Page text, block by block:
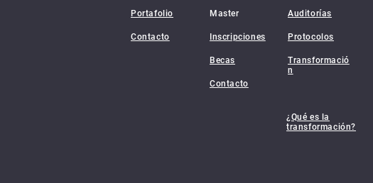
Portafolio
Contacto
Master
Inscripciones
Becas
Contacto
Auditorías
Protocolos
Transformació
n
¿Qué es la
transformación?